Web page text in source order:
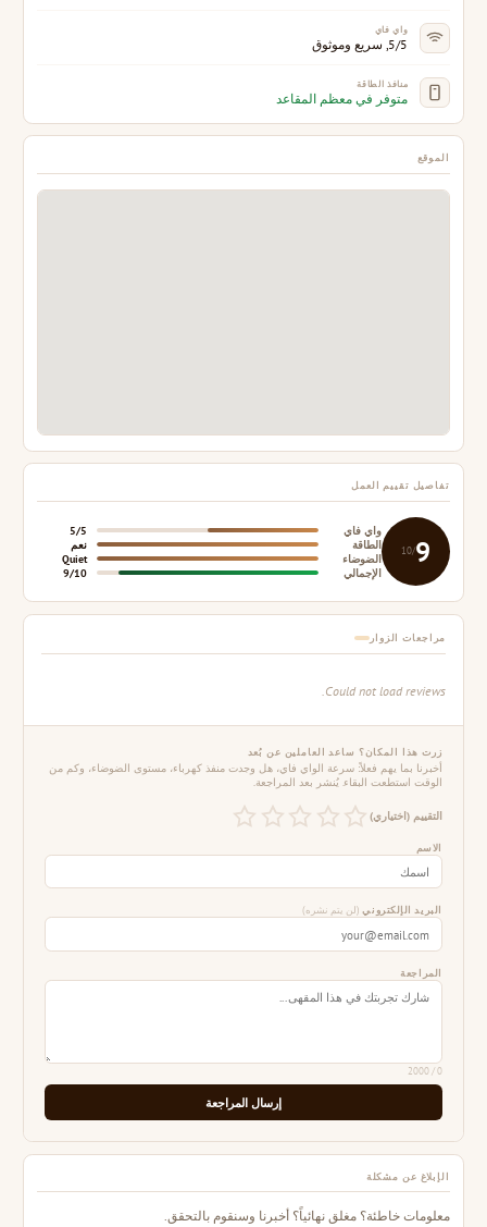
واي فاي
5/5, سريع وموثوق
منافذ الطاقة
متوفر في معظم المقاعد
الموقع
تفاصيل تقييم العمل
9
/10
واي فاي
5/5
الطاقة
نعم
الضوضاء
Quiet
الإجمالي
9/10
مراجعات الزوار
Could not load reviews.
زرت هذا المكان؟ ساعد العاملين عن بُعد
أخبرنا بما يهم فعلاً: سرعة الواي فاي، هل وجدت منفذ كهرباء، مستوى الضوضاء، وكم من
الوقت استطعت البقاء. يُنشر بعد المراجعة.
التقييم (اختياري)
الاسم
البريد الإلكتروني (لن يتم نشره)
المراجعة
0
/ 2000
إرسال المراجعة
الإبلاغ عن مشكلة
معلومات خاطئة؟ مغلق نهائياً؟ أخبرنا وسنقوم بالتحقق.